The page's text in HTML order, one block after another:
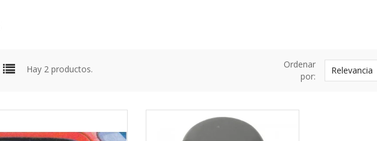
Hay 2 productos.
Ordenar
por:
Relevancia